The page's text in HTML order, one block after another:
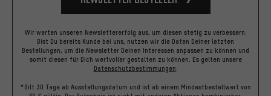
Wir werten unseren Newslettererfolg aus, um diesen stetig zu verbessern.
Bist Du bereits Kunde bei uns, nutzen wir die Daten Deiner letzten
Bestellungen, um die Newsletter Deinen Interessen anpassen zu können und
somit diesen für Dich wertvoller gestalten zu können. Es gelten unsere
Datenschutzbestimmungen.
*Gilt 30 Tage ab Ausstellungsdatum und ist ab einem Mindestbestellwert von